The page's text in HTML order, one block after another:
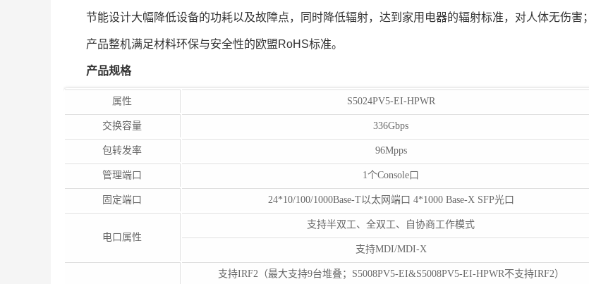
节能设计大幅降低设备的功耗以及故障点，同时降低辐射，达到家用电器的辐射标准，对人体无伤害；
产品整机满足材料环保与安全性的欧盟RoHS标准。
产品规格
属性 S5024PV5-EI-HPWR
交换容量 336Gbps
包转发率 96Mpps
管理端口 1个Console口
固定端口 24*10/100/1000Base-T以太网端口 4*1000 Base-X SFP光口
电口属性
支持半双工、全双工、自协商工作模式
支持MDI/MDI-X
支持IRF2（最大支持9台堆叠；S5008PV5-EI&S5008PV5-EI-HPWR不支持IRF2）